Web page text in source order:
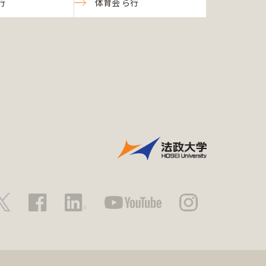
体育会 ら行